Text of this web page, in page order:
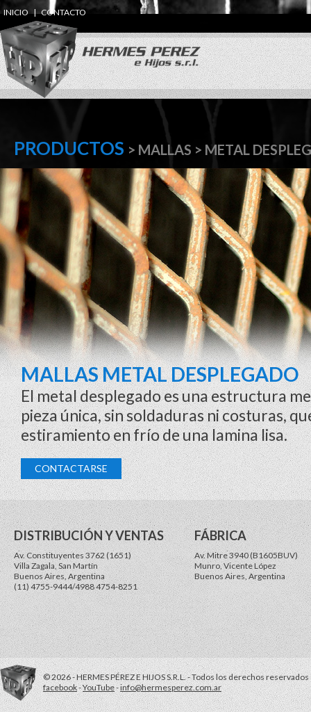
INICIO | CONTACTO
PRODUCTOS > MALLAS > METAL
MALLAS METAL DESPLEGADO
El metal desplegado es una estructura
pieza única, sin soldaduras ni costuras,
estiramiento en frío de una lamina lisa.
CONTACTARSE
DISTRIBUCIÓN Y VENTAS
Av. Constituyentes 3762 (1651)
Villa Zagala, San Martín
Buenos Aires, Argentina
(11) 4755-9444/4988 4754-8251
FÁBRICA
Av. Mitre 3940 (B1605BUV)
Munro, Vicente López
Buenos Aires, Argentina
© 2026 - HERMES PÉREZ E HIJOS S.R.L. - Todos los derechos reservados
facebook-YouTube-info@hermesperez.com.ar